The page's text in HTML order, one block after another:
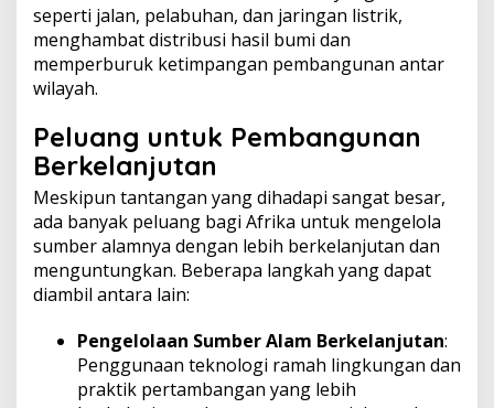
seperti jalan, pelabuhan, dan jaringan listrik,
menghambat distribusi hasil bumi dan
memperburuk ketimpangan pembangunan antar
wilayah.
Peluang untuk Pembangunan
Berkelanjutan
Meskipun tantangan yang dihadapi sangat besar,
ada banyak peluang bagi Afrika untuk mengelola
sumber alamnya dengan lebih berkelanjutan dan
menguntungkan. Beberapa langkah yang dapat
diambil antara lain:
Pengelolaan Sumber Alam Berkelanjutan:
Penggunaan teknologi ramah lingkungan dan
praktik pertambangan yang lebih